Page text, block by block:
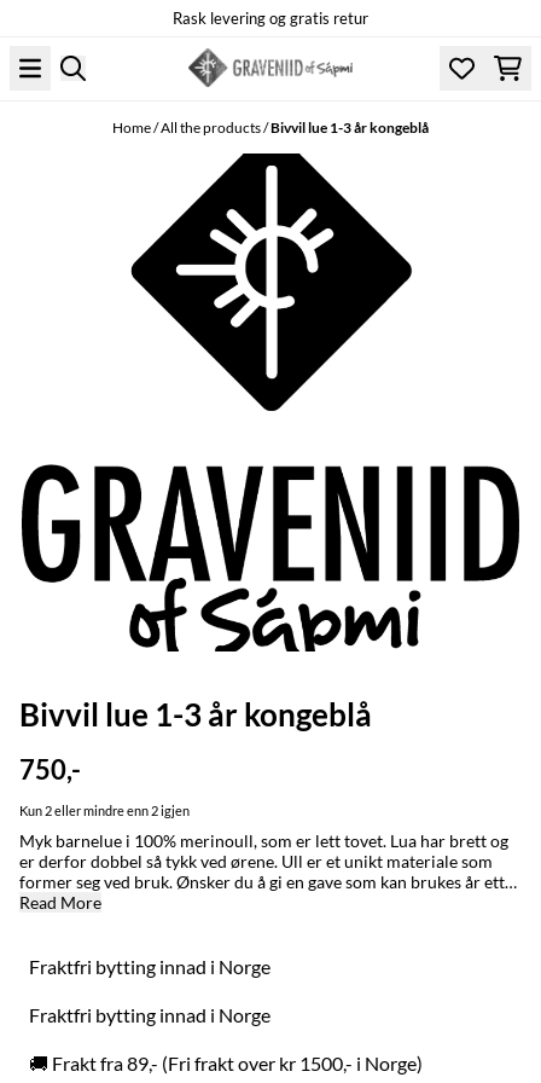
Rask levering og gratis retur
Home/All the products/Bivvil lue 1-3 år kongeblå
Bivvil lue 1-3 år kongeblå
750,-
Kun 2 eller mindre enn 2 igjen
Myk barnelue i 100% merinoull, som er lett tovet. Lua har brett og
er derfor dobbel så tykk ved ørene. Ull er et unikt materiale som
former seg ved bruk. Ønsker du å gi en gave som kan brukes år etter
år så anbefaler vi denne på det varmeste. Ull har den
48-50 cm) 2-5 år / jagi (ca 50-52 cm) XS, fra 6 år (ca 53-54 cm)
Small (ca 54-55 cm) Lua er tettsittende. Ønsker du en løs og romslig
lue bør du gå opp en størrelse. Ullplagg former seg ved bruk.
Plagget tåler å strekkes dersom det føles stramt. LEVERING:
Norge. Alta: Klikk & hent samme dag. Karasjok: Klikk & hent
Read More
Fraktfri bytting innad i Norge
Fraktfri bytting innad i Norge
🚚 Frakt fra 89,- (Fri frakt over kr 1500,- i Norge)